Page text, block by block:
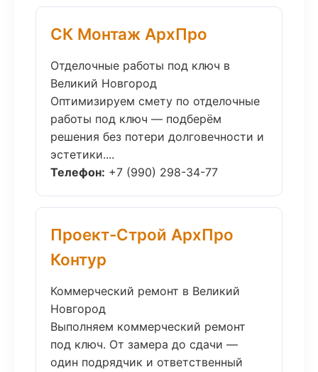
СК Монтаж АрхПро
Отделочные работы под ключ в
Великий Новгород
Оптимизируем смету по отделочные
работы под ключ — подберём
решения без потери долговечности и
эстетики....
Телефон: +7 (990) 298-34-77
Проект-Строй АрхПро
Контур
Коммерческий ремонт в Великий
Новгород
Выполняем коммерческий ремонт
под ключ. От замера до сдачи —
один подрядчик и ответственный